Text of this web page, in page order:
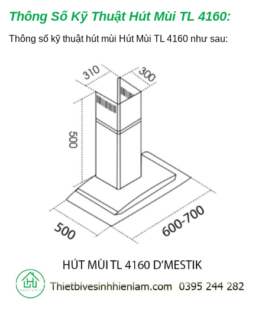
Thông Số Kỹ Thuật Hút Mùi TL 4160:
Thông số kỹ thuật hút mùi Hút Mùi TL 4160 như sau: